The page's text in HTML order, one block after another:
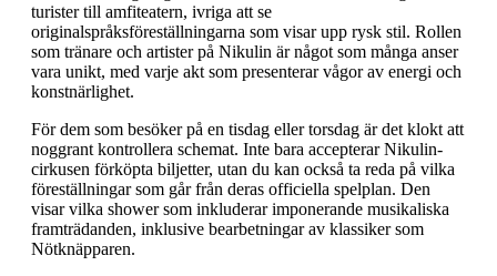
turister till amfiteatern, ivriga att se
originalspråksföreställningarna som visar upp rysk stil. Rollen
som tränare och artister på Nikulin är något som många anser
vara unikt, med varje akt som presenterar vågor av energi och
konstnärlighet.
För dem som besöker på en tisdag eller torsdag är det klokt att
noggrant kontrollera schemat. Inte bara accepterar Nikulin-
cirkusen förköpta biljetter, utan du kan också ta reda på vilka
föreställningar som går från deras officiella spelplan. Den
visar vilka shower som inkluderar imponerande musikaliska
framträdanden, inklusive bearbetningar av klassiker som
Nötknäpparen.